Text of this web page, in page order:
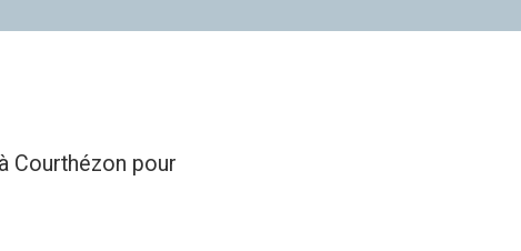
Courthézon pour